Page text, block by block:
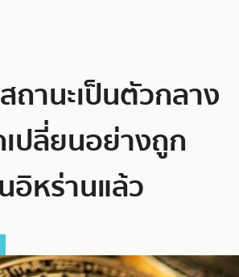
ถานะเป็นตัวกลาง
ปลี่ยนอย่างถูก
อิหร่านแล้ว